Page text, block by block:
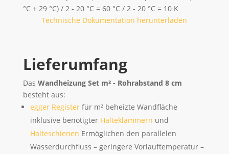
°C + 29 °C) / 2 - 20 °C = 60 °C / 2 - 20 °C = 10 K
Technische Dokumentation herunterladen
Lieferumfang
Das Wandheizung Set m² - Rohrabstand 8 cm
besteht aus:
egger Registerfür m² beheizte Wandfläche
inklusive benötigter Halteklammern und
Halteschienen Ermöglichen den parallelen
Wasserdurchfluss – geringere Vorlauftemperatur –